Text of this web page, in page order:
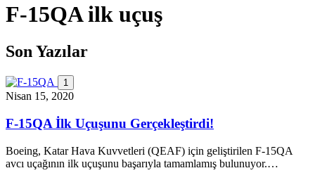
F-15QA ilk uçuş
Son Yazılar
1
Nisan 15, 2020
F-15QA İlk Uçuşunu Gerçekleştirdi!
Boeing, Katar Hava Kuvvetleri (QEAF) için geliştirilen F-15QA
avcı uçağının ilk uçuşunu başarıyla tamamlamış bulunuyor.…